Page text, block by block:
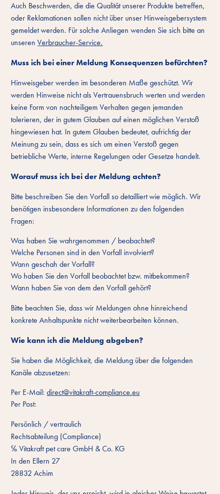
Auch Beschwerden, die die Qualität unserer Produkte betreffen,
oder Reklamationen sollen nicht über unser Hinweisgebersystem
gemeldet werden. Für solche Anliegen wenden Sie sich bitte an
unserenVerbraucher-Service.
Muss ich bei einer Meldung Konsequenzen befürchten?
Hinweisgeber werden im besonderen Maße geschützt. Wir
werden Hinweise nicht als Vertrauensbruch werten und werden
keine Form von nachteiligem Verhalten gegen jemanden
tolerieren, der in gutem Glauben auf einen möglichen Verstoß
hingewiesen hat. In gutem Glauben bedeutet, aufrichtig der
Meinung zu sein, dass es sich um einen Verstoß gegen
betriebliche Werte, interne Regelungen oder Gesetze handelt.
Worauf muss ich bei der Meldung achten?
Bitte beschreiben Sie den Vorfall so detailliert wie möglich. Wir
benötigen insbesondere Informationen zu den folgenden
Fragen:
Was haben Sie wahrgenommen / beobachtet?
Welche Personen sind in den Vorfall involviert?
Wann geschah der Vorfall?
Wo haben Sie den Vorfall beobachtet bzw. mitbekommen?
Wann haben Sie von dem den Vorfall gehört?
Bitte beachten Sie, dass wir Meldungen ohne hinreichend
konkrete Anhaltspunkte nicht weiterbearbeiten können.
Wie kann ich die Meldung abgeben?
Sie haben die Möglichkeit, die Meldung über die folgenden
Kanäle abzusetzen:
Per E-Mail:direct@vitakraft-compliance.eu
Per Post:
Persönlich / vertraulich
Rechtsabteilung (Compliance)
℅ Vitakraft pet care GmbH & Co. KG
In den Ellern 27
28832 Achim